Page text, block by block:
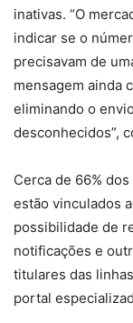
inativas. “O
indicar se o
precisavam de
mensagem ainda
eliminando o
desconhecidos”,
Cerca de 66%
estão vinculados
possibilidade de
notificações e
titulares das
portal